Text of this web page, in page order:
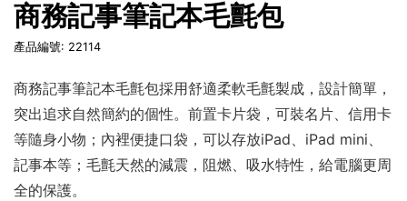
商務記事筆記本毛氈包
產品編號: 22114
商務記事筆記本毛氈包採用舒適柔軟毛氈製成，設計簡單，
突出追求自然簡約的個性。前置卡片袋，可裝名片、信用卡
等隨身小物；內裡便捷口袋，可以存放iPad、iPad mini、
記事本等；毛氈天然的減震，阻燃、吸水特性，給電腦更周
全的保護。